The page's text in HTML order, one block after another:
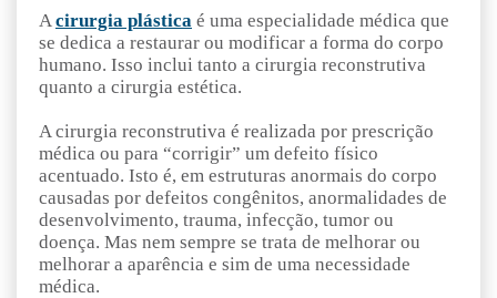
Acirurgia plástica é uma especialidade médica que
se dedica a restaurar ou modificar a forma do corpo
humano. Isso inclui tanto a cirurgia reconstrutiva
quanto a cirurgia estética.
A cirurgia reconstrutiva é realizada por prescrição
médica ou para “corrigir” um defeito físico
acentuado. Isto é, em estruturas anormais do corpo
causadas por defeitos congênitos, anormalidades de
desenvolvimento, trauma, infecção, tumor ou
doença. Mas nem sempre se trata de melhorar ou
melhorar a aparência e sim de uma necessidade
médica.